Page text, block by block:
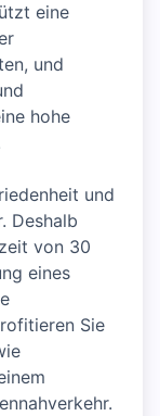
eine
und
hohe
und
Deshalb
von 30
eines
Sie